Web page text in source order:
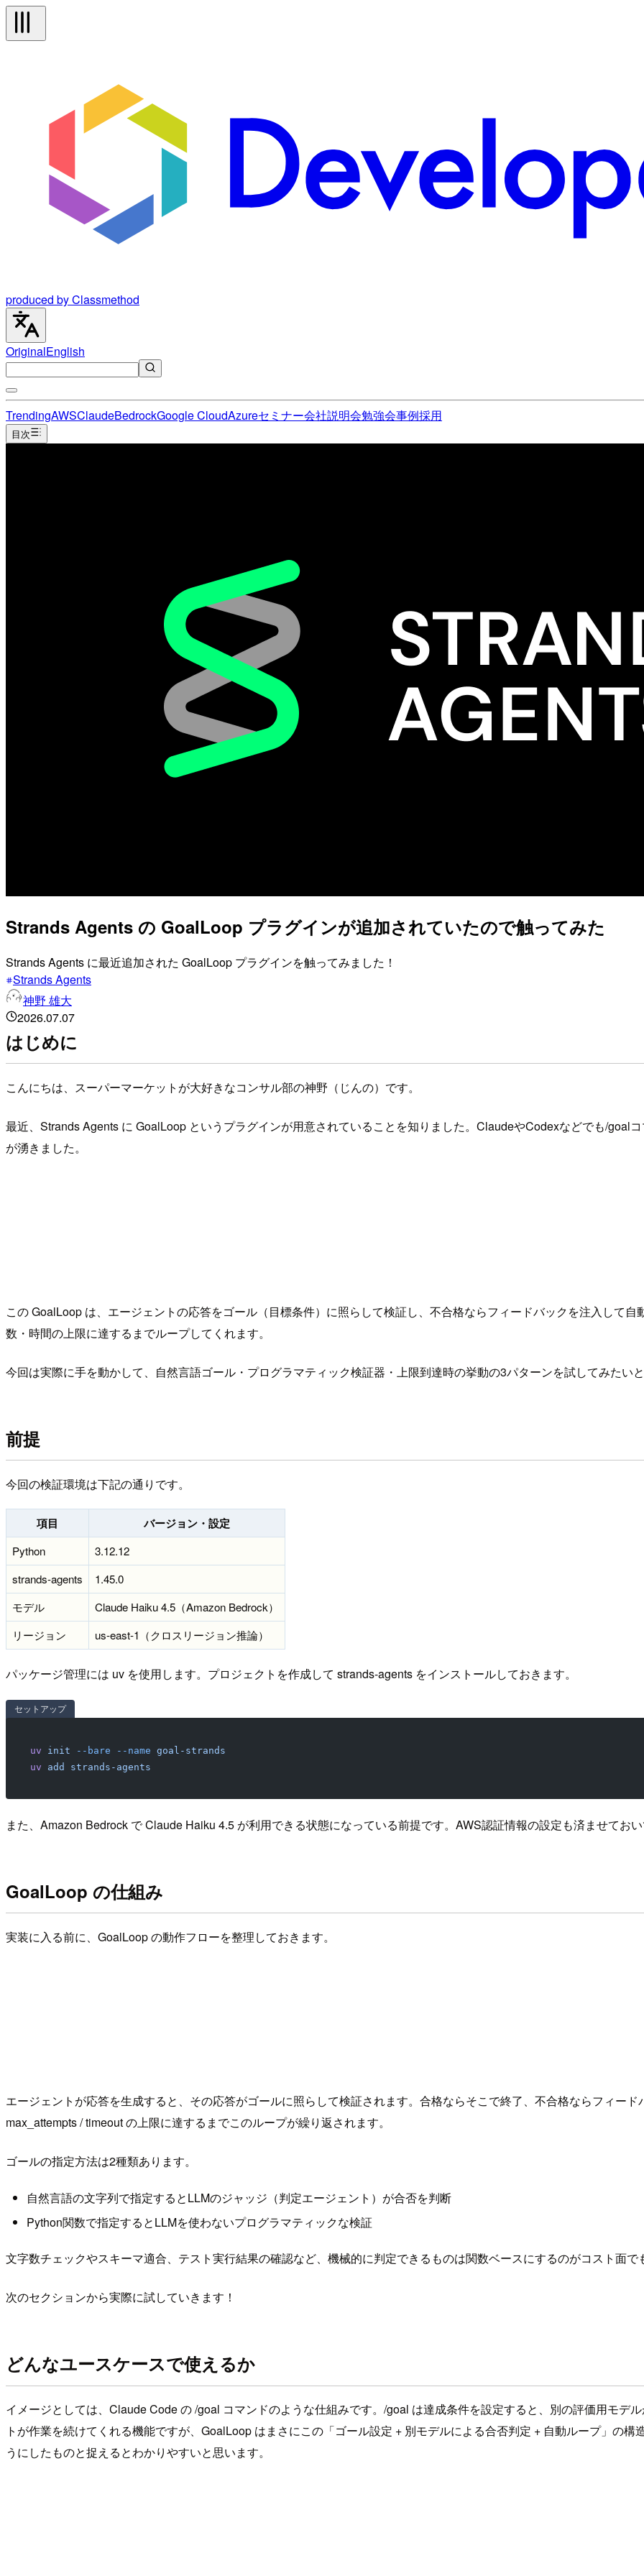
produced by Classmethod
OriginalEnglish
TrendingAWSClaudeBedrockGoogle CloudAzureセミナー会社説明会勉強会事例採用
目次
Strands Agents の GoalLoop プラグインが追加されていたので触ってみた
Strands Agents に最近追加された GoalLoop プラグインを触ってみました！
Strands Agents
神野 雄大
2026.07.07
はじめに
こんにちは、スーパーマーケットが大好きなコンサル部の神野（じんの）です。
最近、Strands Agents に GoalLoop というプラグインが用意されていることを知りました。ClaudeやCodexなどでも/goal
が湧きました。
この GoalLoop は、エージェントの応答をゴール（目標条件）に照らして検証し、不合格ならフィードバックを注入して
数・時間の上限に達するまでループしてくれます。
今回は実際に手を動かして、自然言語ゴール・プログラマティック検証器・上限到達時の挙動の3パターンを試してみたい
前提
今回の検証環境は下記の通りです。
項目 バージョン・設定
Python
3.12.12
strands-agents
1.45.0
モデル
Claude Haiku 4.5（Amazon Bedrock）
リージョン
us-east-1（クロスリージョン推論）
パッケージ管理には uv を使用します。プロジェクトを作成して strands-agents をインストールしておきます。
セットアップ
uv init --bare --name goal-strands
uv add strands-agents
また、Amazon Bedrock で Claude Haiku 4.5 が利用できる状態になっている前提です。AWS認証情報の設定も済ませておい
GoalLoop の仕組み
実装に入る前に、GoalLoop の動作フローを整理しておきます。
エージェントが応答を生成すると、その応答がゴールに照らして検証されます。合格ならそこで終了、不合格ならフィー
max_attempts / timeout の上限に達するまでこのループが繰り返されます。
ゴールの指定方法は2種類あります。
自然言語の文字列で指定するとLLMのジャッジ（判定エージェント）が合否を判断
Python関数で指定するとLLMを使わないプログラマティックな検証
文字数チェックやスキーマ適合、テスト実行結果の確認など、機械的に判定できるものは関数ベースにするのがコスト面で
次のセクションから実際に試していきます！
どんなユースケースで使えるか
イメージとしては、Claude Code の /goal コマンドのような仕組みです。/goal は達成条件を設定すると、別の評価用モデ
トが作業を続けてくれる機能ですが、GoalLoop はまさにこの「ゴール設定 + 別モデルによる合否判定 + 自動ループ」の
うにしたものと捉えるとわかりやすいと思います。